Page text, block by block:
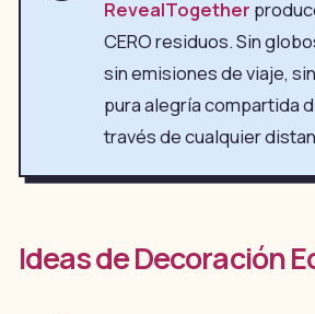
RevealTogether
CERO residuos. Sin
sin emisiones de viaje,
pura alegría compartida
través de cualquier
Ideas de Decoración